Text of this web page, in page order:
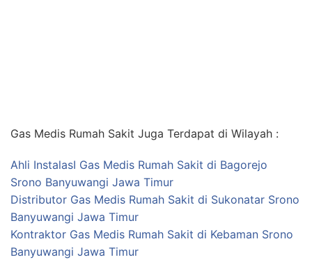
Gas Medis Rumah Sakit Juga Terdapat di Wilayah :
Ahli InstalasI Gas Medis Rumah Sakit di Bagorejo
Srono Banyuwangi Jawa Timur
Distributor Gas Medis Rumah Sakit di Sukonatar Srono
Banyuwangi Jawa Timur
Kontraktor Gas Medis Rumah Sakit di Kebaman Srono
Banyuwangi Jawa Timur